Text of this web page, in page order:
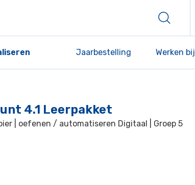
Jaarbestelling Werken bij
4.1 Leerpakket
| oefenen / automatiseren Digitaal | Groep 5